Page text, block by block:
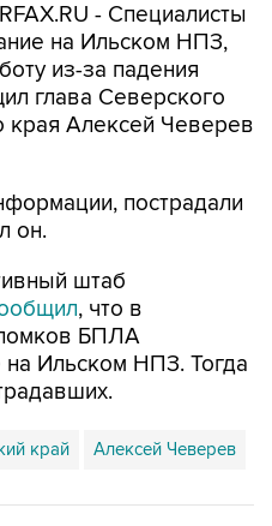
- Специалисты
на Ильском НПЗ,
из-за падения
глава Северского
края Алексей Чеверев
пострадали
он.
штаб
, что в
БПЛА
Ильском НПЗ. Тогда
край Алексей Чеверев